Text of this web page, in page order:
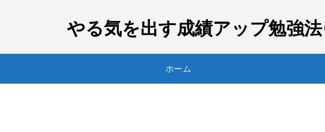
やる気を出す成績アップ勉強
ホーム